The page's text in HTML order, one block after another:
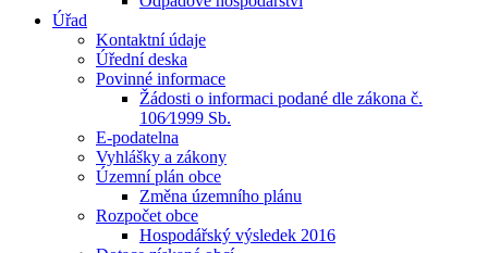
Úřad
Kontaktní údaje
Úřední deska
Povinné informace
Žádosti o informaci podané dle zákona č.
106⁄1999 Sb.
E-podatelna
Vyhlášky a zákony
Územní plán obce
Změna územního plánu
Rozpočet obce
Hospodářský výsledek 2016